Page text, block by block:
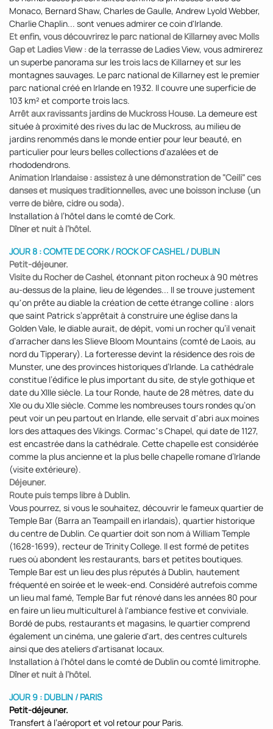
Monaco, Bernard Shaw, Charles de Gaulle, Andrew Lyold Webber,
Charlie Chaplin... sont venues admirer ce coin d'Irlande.
Et enfin, vous découvrirez le parc national de Killarney avec Molls
Gap et Ladies View : de la terrasse de Ladies View, vous admirerez
un superbe panorama sur les trois lacs de Killarney et sur les
montagnes sauvages. Le parc national de Killarney est le premier
parc national créé en Irlande en 1932. Il couvre une superficie de
103 km² et comporte trois lacs.
Arrêt aux ravissants jardins de Muckross House. La demeure est
située à proximité des rives du lac de Muckross, au milieu de
jardins renommés dans le monde entier pour leur beauté, en
particulier pour leurs belles collections d'azalées et de
rhododendrons.
Animation Irlandaise : assistez à une démonstration de "Ceili" ces
danses et musiques traditionnelles, avec une boisson incluse (un
verre de bière, cidre ou soda).
Installation à l’hôtel dans le comté de Cork.
Dîner et nuit à l’hôtel.
JOUR 8 : COMTE DE CORK / ROCK OF CASHEL / DUBLIN
Petit-déjeuner.
Visite du Rocher de Cashel, étonnant piton rocheux à 90 mètres
au-dessus de la plaine, lieu de légendes... Il se trouve justement
quʼon prête au diable la création de cette étrange colline : alors
que saint Patrick s’apprêtait à construire une église dans la
Golden Vale, le diable aurait, de dépit, vomi un rocher qu’il venait
d’arracher dans les Slieve Bloom Mountains (comté de Laois, au
nord du Tipperary). La forteresse devint la résidence des rois de
Munster, une des provinces historiques d’Irlande. La cathédrale
constitue l’édifice le plus important du site, de style gothique et
date du XIIIe siècle. La tour Ronde, haute de 28 mètres, date du
XIe ou du XIIe siècle. Comme les nombreuses tours rondes qu’on
peut voir un peu partout en Irlande, elle servait dʼabri aux moines
lors des attaques des Vikings. Cormacʼs Chapel, qui date de 1127,
est encastrée dans la cathédrale. Cette chapelle est considérée
comme la plus ancienne et la plus belle chapelle romane d’Irlande
(visite extérieure).
Déjeuner.
Route puis temps libre à Dublin.
Vous pourrez, si vous le souhaitez, découvrir le fameux quartier de
Temple Bar (Barra an Teampaill en irlandais), quartier historique
du centre de Dublin. Ce quartier doit son nom à William Temple
(1628-1699), recteur de Trinity College. Il est formé de petites
rues où abondent les restaurants, bars et petites boutiques.
Temple Bar est un lieu des plus réputés à Dublin, hautement
fréquenté en soirée et le week-end. Considéré autrefois comme
un lieu mal famé, Temple Bar fut rénové dans les années 80 pour
en faire un lieu multiculturel à l'ambiance festive et conviviale.
Bordé de pubs, restaurants et magasins, le quartier comprend
également un cinéma, une galerie d'art, des centres culturels
ainsi que des ateliers d'artisanat locaux.
Installation à l’hôtel dans le comté de Dublin ou comté limitrophe.
Dîner et nuit à l’hôtel.
JOUR 9 : DUBLIN / PARIS
Petit-déjeuner.
Transfert à l’aéroport et vol retour pour Paris.